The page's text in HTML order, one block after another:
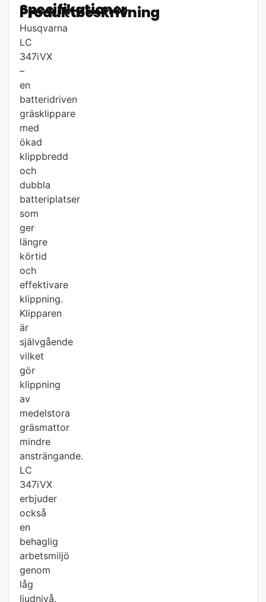
Produktbeskrivning
Husqvarna
LC
347iVX
–
en
batteridriven
gräsklippare
med
ökad
klippbredd
och
dubbla
batteriplatser
som
ger
längre
körtid
och
effektivare
klippning.
Klipparen
är
självgående
vilket
gör
klippning
av
medelstora
gräsmattor
mindre
ansträngande.
LC
347iVX
erbjuder
också
en
behaglig
arbetsmiljö
genom
låg
ljudnivå.
Specifikationer